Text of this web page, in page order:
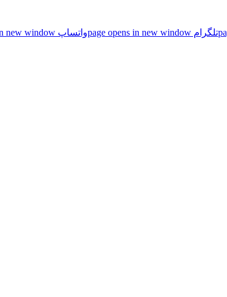
تلگرام page opens in new window
واتساپ page opens in new window